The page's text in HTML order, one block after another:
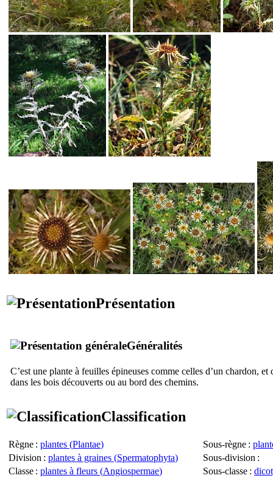
Présentation
Généralités
C’est une plante à feuilles épineuses comme celles d’un chardon,
dans les bois découverts ou au bord des chemins.
Classification
Règne : plantes (Plantae) Sous-règne :
Division : plantes à graines (Spermatophyta) Sous-division :
Classe : plantes à fleurs (Angiospermae) Sous-classe :